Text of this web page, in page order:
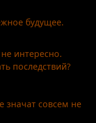
будущее.
интересно.
последствий?
значат совсем не